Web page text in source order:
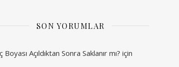
SON YORUMLAR
Boyası Açıldıktan Sonra Saklanır mı? için